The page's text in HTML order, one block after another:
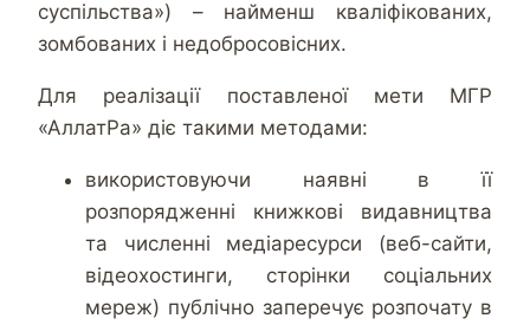
суспільства») – найменш кваліфікованих,
зомбованих і недобросовісних.
Для реалізації поставленої мети МГР
«АллатРа» діє такими методами:
використовуючи наявні в її
розпорядженні книжкові видавництва
та численні медіаресурси (веб-сайти,
відеохостинги, сторінки соціальних
мереж) публічно заперечує розпочату в